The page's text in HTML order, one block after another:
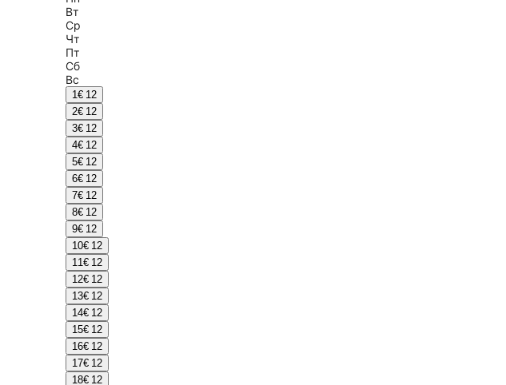
Вт
Ср
Чт
Пт
Сб
Вс
1€ 12
2€ 12
3€ 12
4€ 12
5€ 12
6€ 12
7€ 12
8€ 12
9€ 12
10€ 12
11€ 12
12€ 12
13€ 12
14€ 12
15€ 12
16€ 12
17€ 12
18€ 12